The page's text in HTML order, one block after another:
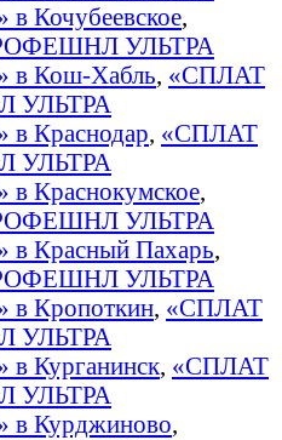
Кочубеевское,
УЛЬТРА
Кош-Хабль, «СПЛАТ
УЛЬТРА
Краснодар, «СПЛАТ
УЛЬТРА
Краснокумское,
УЛЬТРА
Красный Пахарь,
УЛЬТРА
Кропоткин, «СПЛАТ
УЛЬТРА
Курганинск, «СПЛАТ
УЛЬТРА
Курджиново,